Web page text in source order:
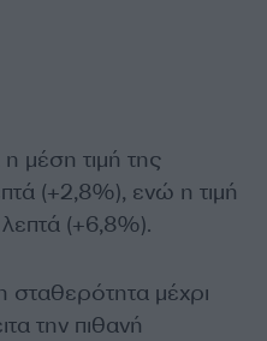
μέση τιμή της
(+2,8%), ενώ η τιμή
(+6,8%).
σταθερότητα μέχρι
την πιθανή